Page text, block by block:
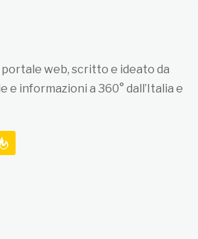
web, scritto e ideato da
e informazioni a 360° dall’Italia e